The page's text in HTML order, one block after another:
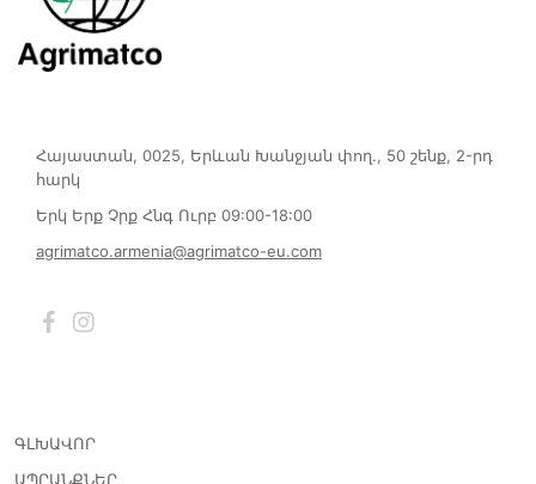
Հայաստան, 0025, Երևան Խանջյան փող., 50 շենք, 2-րդ
հարկ
Երկ Երք Չրք Հնգ Ուրբ 09:00-18:00
agrimatco.armenia@agrimatco-eu.com
ԳԼԽԱՎՈՐ
ԱՊՐԱՆՔՆԵՐ